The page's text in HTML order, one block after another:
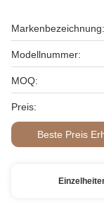
Markenbezeichnung:
Modellnummer:
MOQ:
Preis:
Beste Preis